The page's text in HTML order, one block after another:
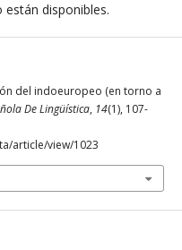
disponibles.
del indoeuropeo (en torno a
De Lingüística, 14(1), 107-
article/view/1023